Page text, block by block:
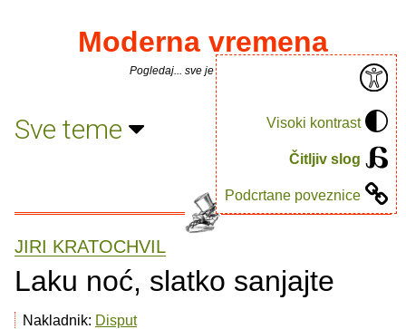
Visoki kontrast
Čitljiv slog
Podcrtane poveznice
Moderna vremena
Pogledaj... sve je puno knjiga.
Sve teme
JIRI KRATOCHVIL
Laku noć, slatko sanjajte
Nakladnik: Disput